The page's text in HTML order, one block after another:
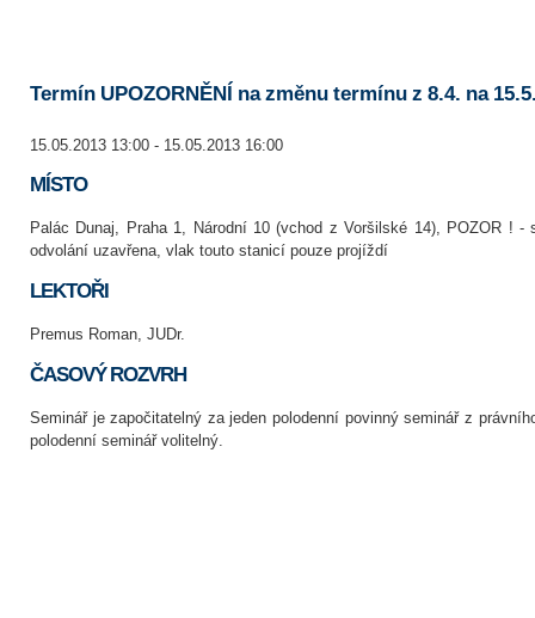
Termín UPOZORNĚNÍ na změnu termínu z 8.4. na
15.05.2013 13:00 - 15.05.2013 16:00
MÍSTO
Palác Dunaj, Praha 1, Národní 10 (vchod z Voršilské 14), POZOR ! -
odvolání uzavřena, vlak touto stanicí pouze projíždí
LEKTOŘI
Premus Roman, JUDr.
ČASOVÝ ROZVRH
Seminář je započitatelný za jeden polodenní povinný seminář z
polodenní seminář volitelný.